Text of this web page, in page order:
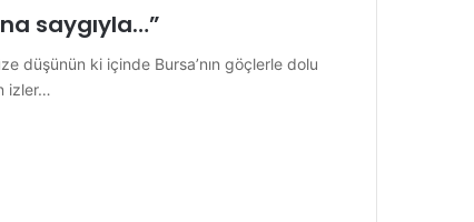
saygıyla…”
düşünün ki içinde Bursa’nın göçlerle dolu
izler…